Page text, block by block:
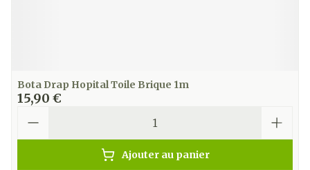
Bota Drap Hopital Toile Brique 1m
15,90 €
Ajouter au panier